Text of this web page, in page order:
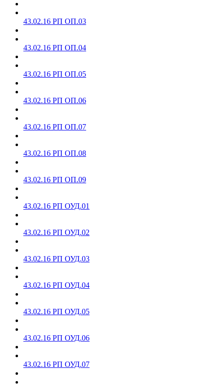
43.02.16 РП ОП.03
43.02.16 РП ОП.04
43.02.16 РП ОП.05
43.02.16 РП ОП.06
43.02.16 РП ОП.07
43.02.16 РП ОП.08
43.02.16 РП ОП.09
43.02.16 РП ОУД.01
43.02.16 РП ОУД.02
43.02.16 РП ОУД.03
43.02.16 РП ОУД.04
43.02.16 РП ОУД.05
43.02.16 РП ОУД.06
43.02.16 РП ОУД.07